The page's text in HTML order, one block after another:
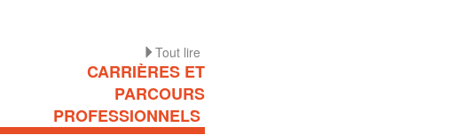
Tout lire
CARRIÈRES ET
PARCOURS
PROFESSIONNELS